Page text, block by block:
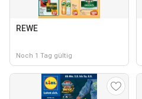
REWE
Noch 1 Tag gültig